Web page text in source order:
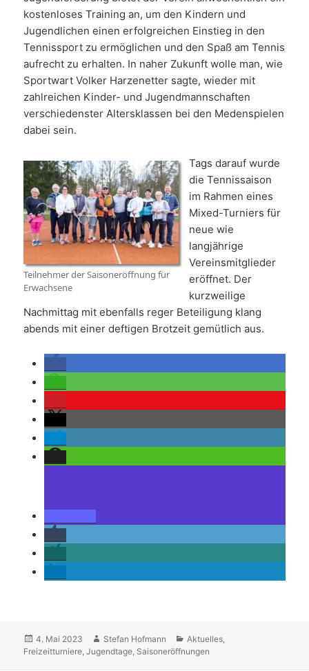
kostenloses Training an, um den Kindern und
Jugendlichen einen erfolgreichen Einstieg in den
Tennissport zu ermöglichen und den Spaß am Tennis
aufrecht zu erhalten. In naher Zukunft wolle man, wie
Sportwart Volker Harzenetter sagte, wieder mit
zahlreichen Kinder- und Jugendmannschaften
verschiedenster Altersklassen bei den Medenspielen
dabei sein.
Teilnehmer der Saisoneröffnung für
Erwachsene
Tags darauf wurde
die Tennissaison
im Rahmen eines
Mixed-Turniers für
neue wie
langjährige
Vereinsmitglieder
eröffnet. Der
kurzweilige
Nachmittag mit ebenfalls reger Beteiligung klang
abends mit einer deftigen Brotzeit gemütlich aus.
Veröffentlicht
am
4. Mai 2023 Autor
Stefan Hofmann Kategorien
Aktuelles
Freizeitturniere ,Jugendtage Saisoneröffnungen